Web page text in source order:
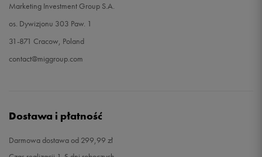
Marketing Investment Group S.A.
os. Dywizjonu 303 Paw. 1
31-871 Cracow, Poland
contact@miggroup.com
Dostawa i płatność
Darmowa dostawa od 299,99 zł